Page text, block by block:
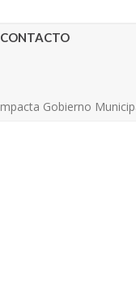
CONTACTO
Gobierno